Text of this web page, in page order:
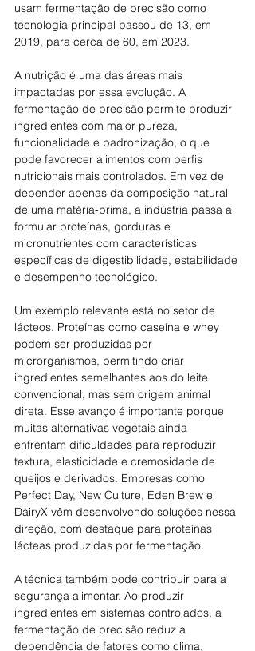
usam fermentação de precisão como
tecnologia principal passou de 13, em
2019, para cerca de 60, em 2023.
A nutrição é uma das áreas mais
impactadas por essa evolução. A
fermentação de precisão permite produzir
ingredientes com maior pureza,
funcionalidade e padronização, o que
pode favorecer alimentos com perfis
nutricionais mais controlados. Em vez de
depender apenas da composição natural
de uma matéria-prima, a indústria passa a
formular proteínas, gorduras e
micronutrientes com características
específicas de digestibilidade, estabilidade
e desempenho tecnológico.
Um exemplo relevante está no setor de
lácteos. Proteínas como caseína e whey
podem ser produzidas por
microrganismos, permitindo criar
ingredientes semelhantes aos do leite
convencional, mas sem origem animal
direta. Esse avanço é importante porque
muitas alternativas vegetais ainda
enfrentam dificuldades para reproduzir
textura, elasticidade e cremosidade de
queijos e derivados. Empresas como
Perfect Day, New Culture, Eden Brew e
DairyX vêm desenvolvendo soluções nessa
direção, com destaque para proteínas
lácteas produzidas por fermentação.
A técnica também pode contribuir para a
segurança alimentar. Ao produzir
ingredientes em sistemas controlados, a
fermentação de precisão reduz a
dependência de fatores como clima,